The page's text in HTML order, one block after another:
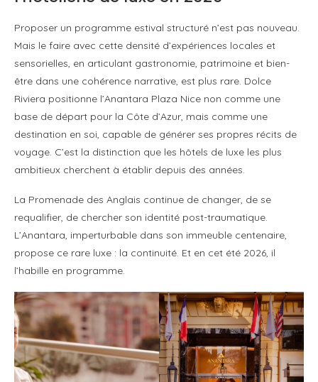
Proposer un programme estival structuré n’est pas nouveau.
Mais le faire avec cette densité d’expériences locales et
sensorielles, en articulant gastronomie, patrimoine et bien-
être dans une cohérence narrative, est plus rare. Dolce
Riviera positionne l’Anantara Plaza Nice non comme une
base de départ pour la Côte d’Azur, mais comme une
destination en soi, capable de générer ses propres récits de
voyage. C’est la distinction que les hôtels de luxe les plus
ambitieux cherchent à établir depuis des années.
La Promenade des Anglais continue de changer, de se
requalifier, de chercher son identité post-traumatique.
L’Anantara, imperturbable dans son immeuble centenaire,
propose ce rare luxe : la continuité. Et en cet été 2026, il
l’habille en programme.